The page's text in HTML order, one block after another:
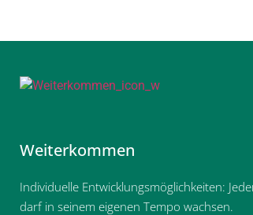
Weiterkommen
Individuelle Entwicklungsmöglichkeiten:
darf in seinem eigenen Tempo wachsen.